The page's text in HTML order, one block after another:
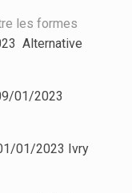
les formes
Alternative
01/2023
01/2023 Ivry